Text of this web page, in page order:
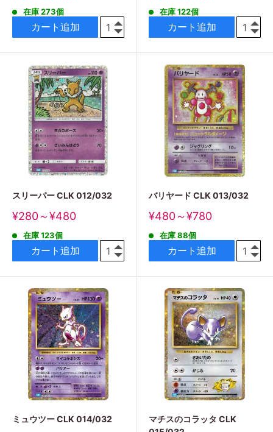
価在庫 273個
カート追加
価在庫 122個
カート追加
スリーパー CLK 012/032
販
価
¥280～¥480
在庫 123個
カート追加
バリヤード CLK 013/032
販
価
¥480～¥780
在庫 88個
カート追加
ミュウツー CLK 014/032
マチスのコラッタ CLK